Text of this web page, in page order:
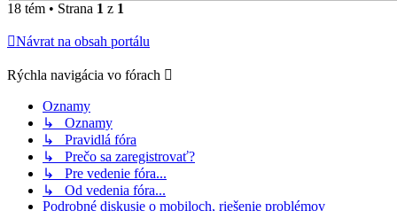
18 tém • Strana 1 z 1
Návrat na obsah portálu
Rýchla navigácia vo fórach
Oznamy
↳ Oznamy
↳ Pravidlá fóra
↳ Prečo sa zaregistrovať?
↳ Pre vedenie fóra...
↳ Od vedenia fóra...
Podrobné diskusie o mobiloch, riešenie problémov